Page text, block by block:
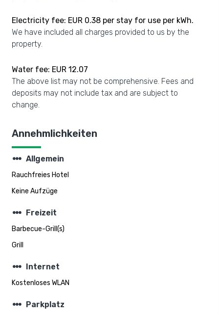
Electricity fee: EUR 0.38 per stay for use per kWh.
We have included all charges provided to us by the
property.
Water fee: EUR 12.07
The above list may not be comprehensive. Fees and
deposits may not include tax and are subject to
change.
Annehmlichkeiten
steppers Allgemein
Rauchfreies Hotel
Keine Aufzüge
steppers Freizeit
Barbecue-Grill(s)
Grill
steppers Internet
Kostenloses WLAN
steppers Parkplatz